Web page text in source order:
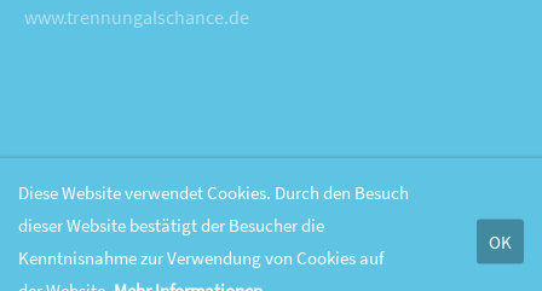
www.trennungalschance.de
Diese Website verwendet Cookies. Durch den Besuch
dieser Website bestätigt der Besucher die
Kenntnisnahme zur Verwendung von Cookies auf
OK